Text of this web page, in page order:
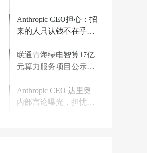
Anthropic CEO担心：招
来的人只认钱不在乎使
联通青海绿电智算17亿
元算力服务项目公示：
选人
Anthropic CEO 达里奥
内部言论曝光，担忧员